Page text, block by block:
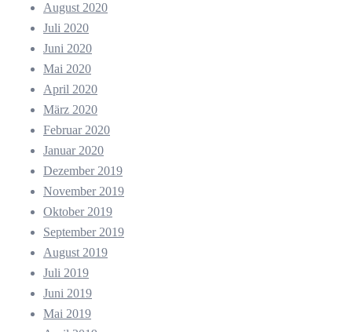
August 2020
Juli 2020
Juni 2020
Mai 2020
April 2020
März 2020
Februar 2020
Januar 2020
Dezember 2019
November 2019
Oktober 2019
September 2019
August 2019
Juli 2019
Juni 2019
Mai 2019